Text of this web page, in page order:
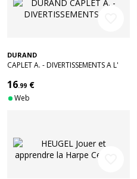
DURAND
CAPLET A. - DIVERTISSEMENTS A L'
16.99 €
Web